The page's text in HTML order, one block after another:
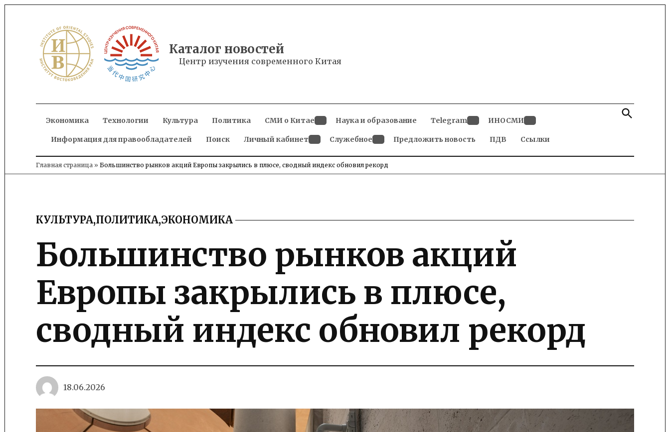
content
Каталог новостей
Центр изучения современного Китая
Экономика Технологии Культура Политика СМИ о Китае
dropdown
menu
Наука и образование Telegram
dropdown
ИНОСМИ
dropdown
Информация для правообладателей Поиск Личный кабинет
dropdown
menu
Служебное
dropdown
menu
Предложить новость ПДВ Ссылки
Open
Search
Главная страница » Большинство рынков акций Европы закрылись в плюсе, сводный индекс обновил рекорд
POSTED
КУЛЬТУРА,ПОЛИТИКА,ЭКОНОМИКА
Большинство рынков акций
Европы закрылись в плюсе,
сводный индекс обновил рекорд
18.06.2026